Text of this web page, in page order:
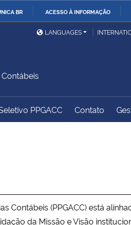
BR ACESSO À INFORMAÇÃO
Ministério das Relações
Exteriores
Controladoria-Geral da
LANGUAGES
PPGACC Contato
(PPGACC) está
da Missão e Visão